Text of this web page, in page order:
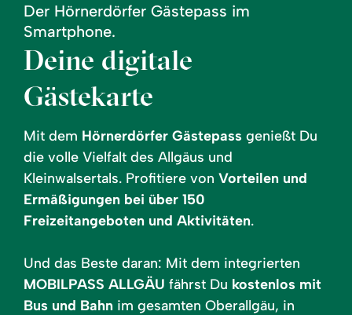
Der Hörnerdörfer Gästepass im
Smartphone.
Deine digitale
Gästekarte
Mit dem Hörnerdörfer Gästepass genießt Du
die volle Vielfalt des Allgäus und
Kleinwalsertals. Profitiere von Vorteilen und
Ermäßigungen bei über 150
Freizeitangeboten und Aktivitäten.
Und das Beste daran: Mit dem integrierten
MOBILPASS ALLGÄU fährst Du kostenlos mit
Bus und Bahn im gesamten Oberallgäu, in